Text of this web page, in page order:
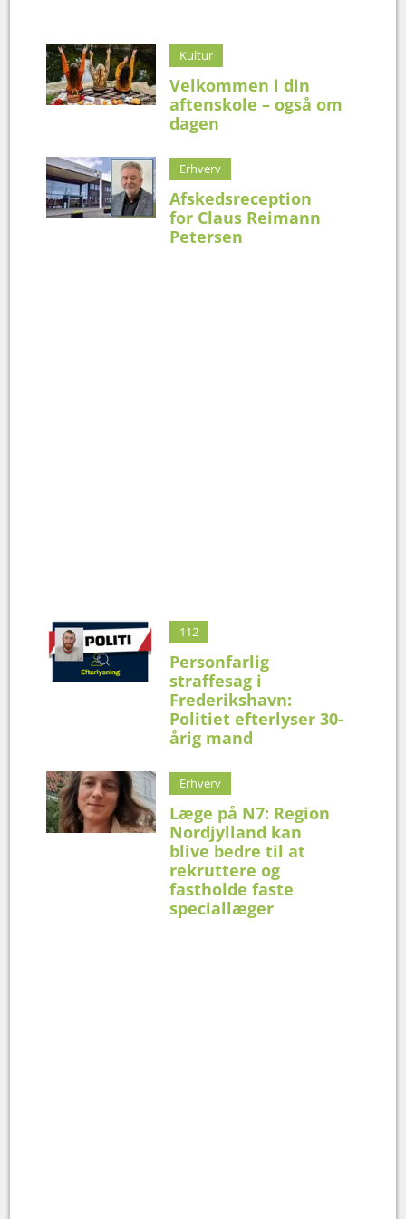
Kultur
Velkommen i din
aftenskole – også om
dagen
Erhverv
Afskedsreception
for Claus Reimann
Petersen
112
Personfarlig
straffesag i
Frederikshavn:
Politiet efterlyser 30-
årig mand
Erhverv
Læge på N7: Region
Nordjylland kan
blive bedre til at
rekruttere og
fastholde faste
speciallæger